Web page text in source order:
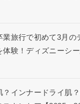
業旅行で初めて3月の
体験！ディズニーシ
？インナードライ肌